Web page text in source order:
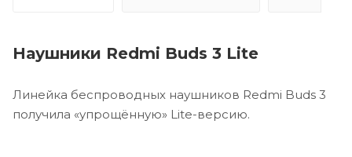
Наушники Redmi Buds 3 Lite
Линейка беспроводных наушников Redmi Buds 3
получила «упрощённую» Lite-версию.